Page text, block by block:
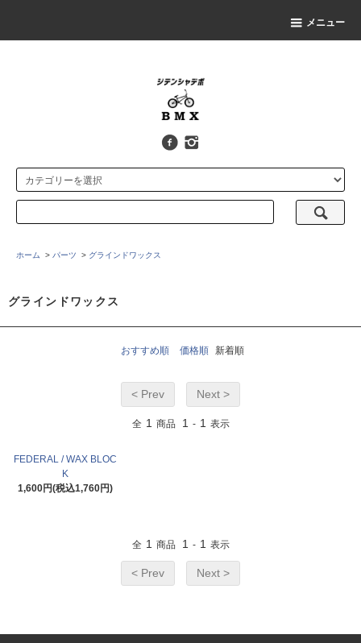
メニュー
ホーム > パーツ > グラインドワックス
グラインドワックス
おすすめ順 価格順 新着順
< Prev Next >
全 1 商品 1 - 1 表示
FEDERAL / WAX BLOC
K
1,600円(税込1,760円)
全 1 商品 1 - 1 表示
< Prev Next >